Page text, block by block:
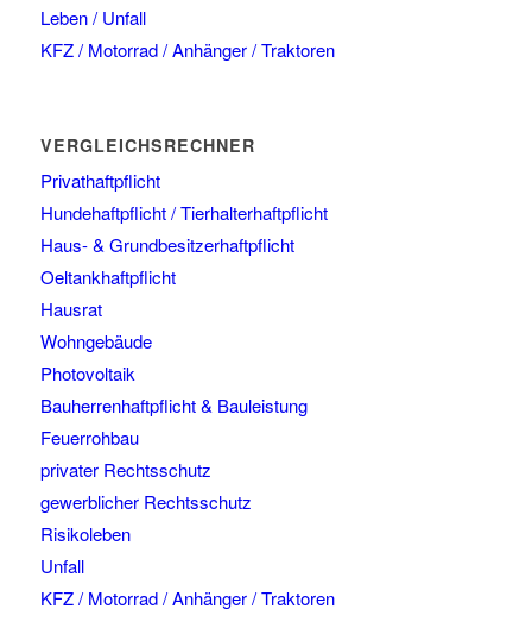
Leben / Unfall
KFZ / Motorrad / Anhänger / Traktoren
VERGLEICHSRECHNER
Privathaftpflicht
Hundehaftpflicht / Tierhalterhaftpflicht
Haus- & Grundbesitzerhaftpflicht
Oeltankhaftpflicht
Hausrat
Wohngebäude
Photovoltaik
Bauherrenhaftpflicht & Bauleistung
Feuerrohbau
privater Rechtsschutz
gewerblicher Rechtsschutz
Risikoleben
Unfall
KFZ / Motorrad / Anhänger / Traktoren